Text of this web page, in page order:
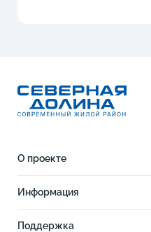
О проекте
Инфраструктура
Информация
Поддержка